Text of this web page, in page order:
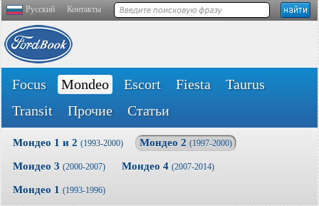
Русский Контакты
Focus Mondeo Escort Fiesta
Taurus
Transit
Прочие Статьи
Мондео 1 и 2 (1993-2000) Мондео 2 (1997-2000)
Мондео 3 (2000-2007) Мондео 4 (2007-2014)
Мондео 1 (1993-1996)